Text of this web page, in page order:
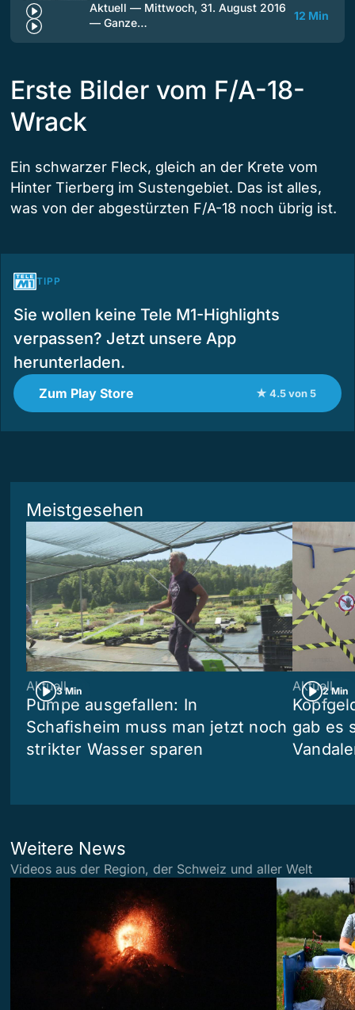
Aktuell — Mittwoch, 31. August 2016
— Ganze…
12 Min
Erste Bilder vom F/A-18-
Wrack
Ein schwarzer Fleck, gleich an der Krete vom
Hinter Tierberg im Sustengebiet. Das ist alles,
was von der abgestürzten F/A-18 noch übrig ist.
TIPP
Sie wollen keine Tele M1-Highlights
verpassen? Jetzt unsere App
herunterladen.
Zum Play Store ★ 4.5 von 5
Meistgesehen
3 Min
Aktuell
Pumpe ausgefallen: In
Schafisheim muss man jetzt noch
strikter Wasser sparen
2 Min
Aktuell
gab es
Weitere News
Videos aus der Region, der Schweiz und aller Welt